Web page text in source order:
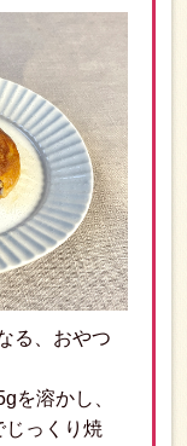
る、おやつ
を溶かし、
じっくり焼